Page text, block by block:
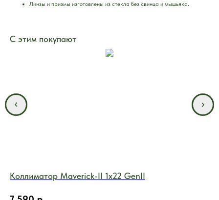
Линзы и призмы изготовлены из стекла без свинца и мышьяка.
С этим покупают
Коллиматор Maverick-II 1x22 GenII